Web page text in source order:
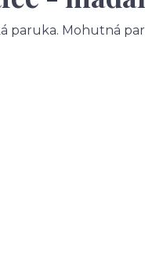
paruka. Mohutná